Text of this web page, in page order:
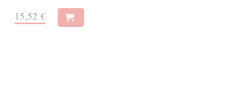
15,52 €